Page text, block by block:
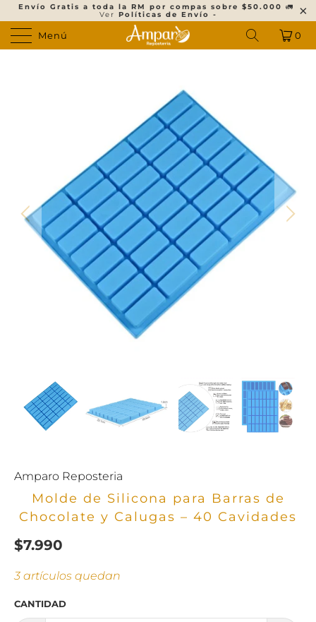
Envío Gratis a toda la RM por compas sobre $50.000 🚛
Ver Políticas de Envío -
Menú 0
Amparo Reposteria
Molde de Silicona para Barras de
Chocolate y Calugas – 40 Cavidades
$7.990
3 artículos quedan
CANTIDAD